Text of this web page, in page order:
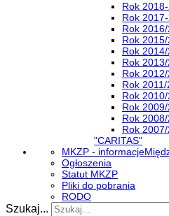
Rok
Rok
Rok
Rok
Rok
Rok
Rok
Rok
Rok
Rok
Rok
Rok
"CARITAS"
MKZP - informacje
Ogłoszenia
Statut MKZP
Pliki do pobrania
RODO
Szukaj...